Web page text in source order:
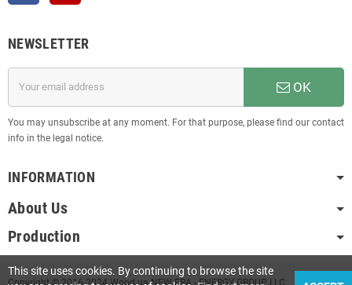
NEWSLETTER
OK
You may unsubscribe at any moment. For that purpose, please find our contact
info in the legal notice.
INFORMATION
About Us
Production
Copyright © 2016-2024 Wood.ua NEW ERA - ENERGY GROUP LLC
This site uses cookies. By continuing to browse the site